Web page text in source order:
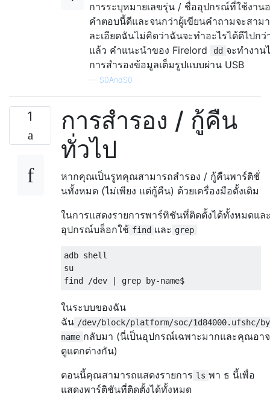
การระบุหมายเลขรุ่น / ชื่ออุปกรณ์ที่ใช้งาน
คำตอบนี้ดีและจนกว่าผู้เขียนคำถามจะสาม
ละเอียดฉันไม่คิดว่าฉันจะทำอะไรได้ดีไปกว่
แล้ว คำแนะนำของ Firelord
dd จะทำงาน
การสำรองข้อมูลเต็มรูปแบบผ่าน USB
— S0AndS0
1
การสำรอง / กู้คืน
ทั่วไป
หากคุณเป็นรูทคุณสามารถสำรอง / กู้คืนพาร์ติชั่
นทั้งหมด (ไม่เพียง แต่กู้คืน) ด้วยเครื่องมือดั้งเดิม
ในการแสดงรายการพาร์ทิชันที่ติดตั้งได้ทั้งหมดแล
อุปกรณ์บล็อกใช้ find และ grep
adb shell
su
ในระบบของฉัน
ฉัน /dev/block/platform/soc/1d84000.ufshc/
name กลับมา (นี่เป็นอุปกรณ์เฉพาะมากและคุณอาจ
ดูแตกต่างกัน)
ตอนนี้คุณสามารถแสดงรายการ ls พา ธ นี้เพื่อ
แสดงพาร์ติชันที่ติดตั้งได้ทั้งหมด